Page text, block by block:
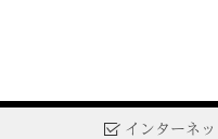
インターネ